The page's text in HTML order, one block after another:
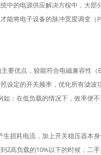
中的电源供应解决方桉中，大部
能将电子设备的脉冲宽度调变（
要优点，较能符合电磁兼容性（
设定的开关频率，优化所有滤波
：在低负载的情况下，效率便不
生损耗电流，加上开关稳压器本
Z高负载的10%以下的时候，二